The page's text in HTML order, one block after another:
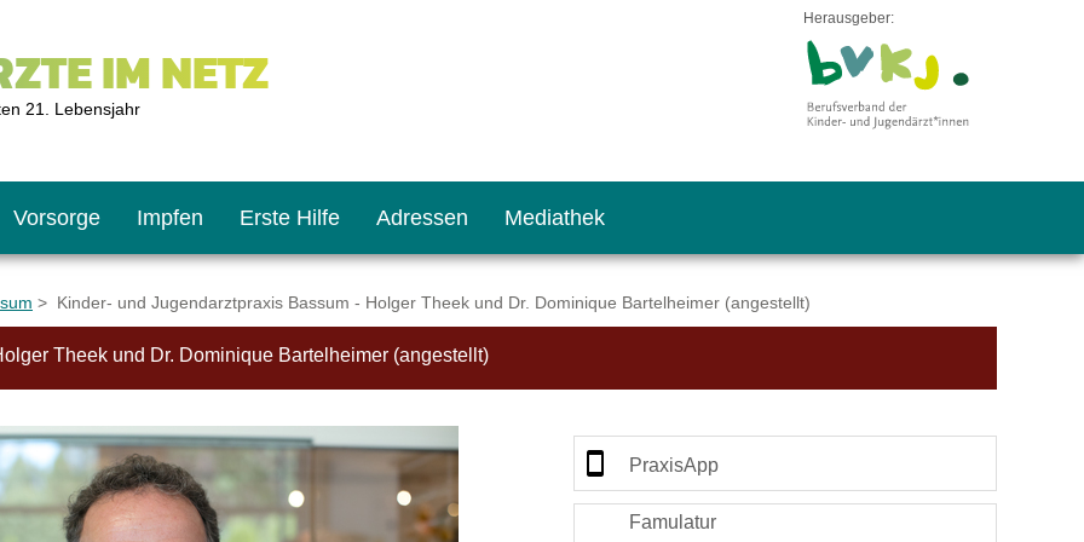
IM NETZ
21. Lebensjahr
Herausgeber:
Vorsorge Impfen Erste Hilfe Adressen Mediathek
> Kinder- und Jugendarztpraxis Bassum - Holger Theek und Dr. Dominique Bartelheimer (angestellt)
Theek und Dr. Dominique Bartelheimer (angestellt)
PraxisApp
Famulatur